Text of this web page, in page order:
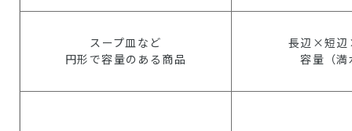
スープ皿など
円形で容量のある商品
長辺×短
容量（満